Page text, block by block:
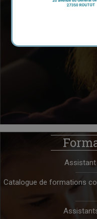
Assistant
Catalogue de formations